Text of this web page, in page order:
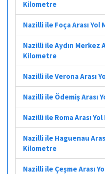
Kilometre
Nazilli ile Foça Arası
Nazilli ile Aydın Merkez
Kilometre
Nazilli ile Verona Arası
Nazilli ile Ödemiş Arası
Nazilli ile Roma Arası
Nazilli ile Haguenau
Kilometre
Nazilli ile Çeşme Arası